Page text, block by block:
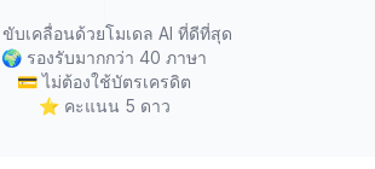
ขับเคลื่อนด้วยโมเดล AI ที่ดีที่สุด
🌍 รองรับมากกว่า 40 ภาษา
💳ไม่ต้องใช้บัตรเครดิต
⭐ คะแนน 5 ดาว